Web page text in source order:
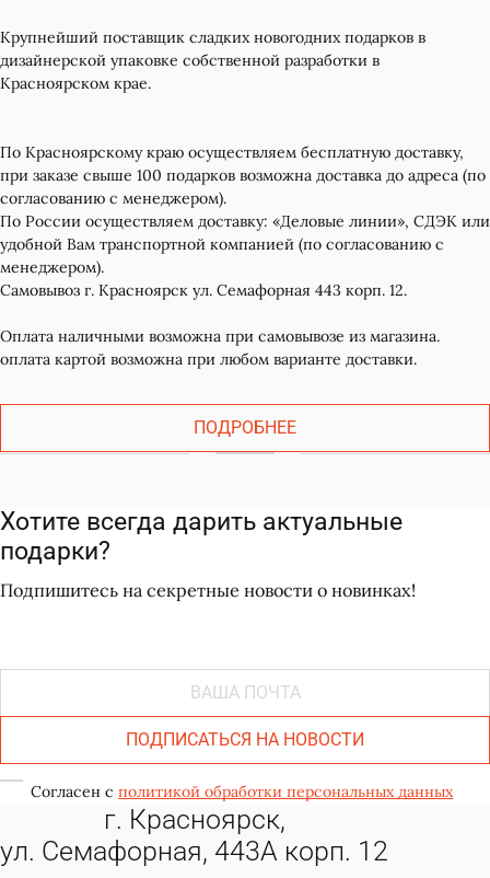
Крупнейший поставщик сладких новогодних подарков в
дизайнерской упаковке собственной разработки в
Красноярском крае.
По Красноярскому краю осуществляем бесплатную доставку,
при заказе свыше 100 подарков возможна доставка до адреса (по
согласованию с менеджером).
По России осуществляем доставку: «Деловые линии», СДЭК или
удобной Вам транспортной компанией (по согласованию с
менеджером).
Самовывоз г. Красноярск ул. Семафорная 443 корп. 12.
Оплата наличными возможна при самовывозе из магазина.
оплата картой возможна при любом варианте доставки.
ПОДРОБНЕЕ
Хотите всегда дарить актуальные
подарки?
Подпишитесь на секретные новости о новинках!
ПОДПИСАТЬСЯ НА НОВОСТИ
Согласен сполитикой обработки персональных данных
г. Красноярск,
ул. Семафорная, 443А корп. 12